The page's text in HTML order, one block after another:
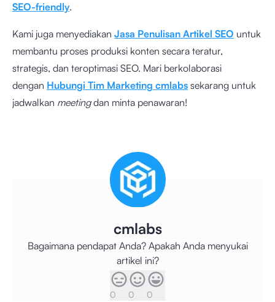
SEO-friendly.
Kami juga menyediakan Jasa Penulisan Artikel SEO untuk
membantu proses produksi konten secara teratur,
strategis, dan teroptimasi SEO. Mari berkolaborasi
dengan Hubungi Tim Marketing cmlabs sekarang untuk
jadwalkan meetingdan minta penawaran!
cmlabs
Bagaimana pendapat Anda? Apakah Anda menyukai
artikel ini?
0 0 0